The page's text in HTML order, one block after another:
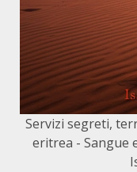
Servizi segreti,
eritrea - Sangue